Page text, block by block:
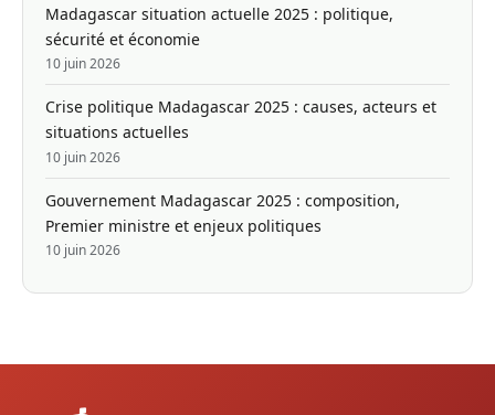
Madagascar situation actuelle 2025 : politique,
sécurité et économie
10 juin 2026
Crise politique Madagascar 2025 : causes, acteurs et
situations actuelles
10 juin 2026
Gouvernement Madagascar 2025 : composition,
Premier ministre et enjeux politiques
10 juin 2026